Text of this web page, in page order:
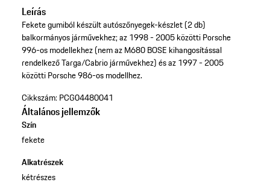
Leírás
Fekete gumiból készült autószőnyegek-készlet (2 db)
balkormányos járművekhez; az 1998 - 2005 közötti Porsche
996-os modellekhez (nem az M680 BOSE kihangosítással
rendelkező Targa/Cabrio járművekhez) és az 1997 - 2005
közötti Porsche 986-os modellhez.
Cikkszám: PCG04480041
Általános jellemzők
Szín
fekete
Alkatrészek
kétrészes